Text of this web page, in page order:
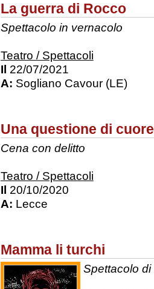
La guerra di Rocco
Spettacolo in vernacolo
Teatro / Spettacoli
Il 22/07/2021
A: Sogliano Cavour (LE)
Una questione di cuore
Cena con delitto
Teatro / Spettacoli
Il 20/10/2020
A: Lecce
Mamma li turchi
Spettacolo